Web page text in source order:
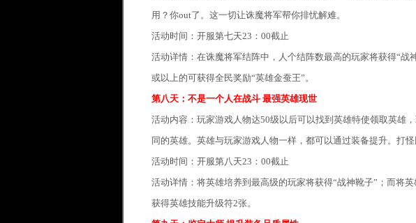
用？你out了。这一切让诛魔将军帮你排忧解难。
活动时间：开服第七天23：00截止
活动详情：在诛魔将军结阵中，人个结阵数最高的玩家将获得“战
或以上的可获得全民奖励“英雄金蚕王”。
第八天：不是一个人在战斗 最强英雄现世
活动内容：玩家游戏人物达50级以后可以找到英雄特使领取英雄
同的英雄。英雄与玩家游戏人物一样，都可以通过装备提升。打怪
活动时间：开服第八天23：00截止
活动详情：将英雄培养到最高级的玩家将获得“战神靴子”；而将
获得英雄技能升级符2张。